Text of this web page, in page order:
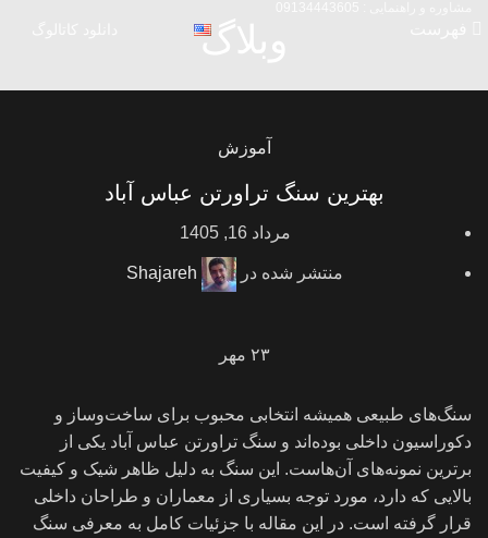
وبلاگ
آموزش
بهترین سنگ تراورتن عباس آباد
مرداد 16, 1405
منتشر شده در Shajareh
۲۳ مهر
سنگ‌های طبیعی همیشه انتخابی محبوب برای ساخت‌وساز و
دکوراسیون داخلی بوده‌اند و سنگ تراورتن عباس آباد یکی از
برترین نمونه‌های آن‌هاست. این سنگ به دلیل ظاهر شیک و کیفیت
بالایی که دارد، مورد توجه بسیاری از معماران و طراحان داخلی
قرار گرفته است. در این مقاله با جزئیات کامل به معرفی سنگ